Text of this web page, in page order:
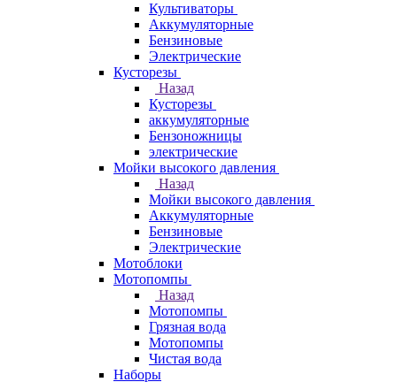
Культиваторы
Аккумуляторные
Бензиновые
Электрические
Кусторезы
Назад
Кусторезы
аккумуляторные
Бензоножницы
электрические
Мойки высокого давления
Назад
Мойки высокого давления
Аккумуляторные
Бензиновые
Электрические
Мотоблоки
Мотопомпы
Назад
Мотопомпы
Грязная вода
Мотопомпы
Чистая вода
Наборы